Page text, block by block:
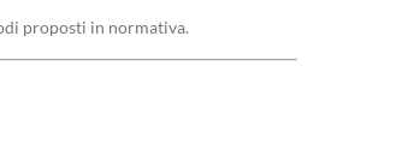
proposti in normativa.